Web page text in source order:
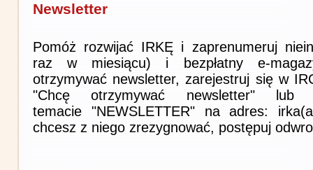
Newsletter
Pomóż rozwijać IRKĘ i zaprenumeruj
raz w miesiącu) i bezpłatny e-
otrzymywać newsletter, zarejestruj się w
"Chcę otrzymywać newsletter"
temacie "NEWSLETTER" na adres:
chcesz z niego zrezygnować, postępuj